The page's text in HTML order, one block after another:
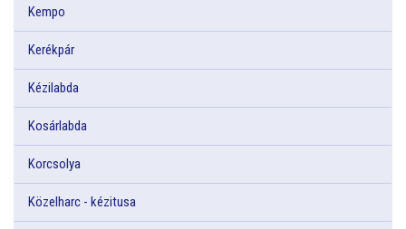
Kempo
Kerékpár
Kézilabda
Kosárlabda
Korcsolya
Közelharc - kézitusa